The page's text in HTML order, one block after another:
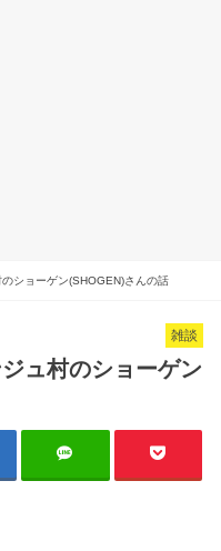
ショーゲン(SHOGEN)さんの話
雑談
ュ村のショーゲン